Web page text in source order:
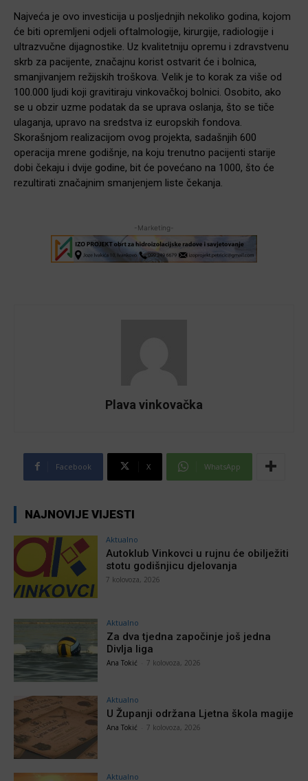
Najveća je ovo investicija u posljednjih nekoliko godina, kojom
će biti opremljeni odjeli oftalmologije, kirurgije, radiologije i
ultrazvučne dijagnostike. Uz kvalitetniju opremu i zdravstvenu
skrb za pacijente, značajnu korist ostvarit će i bolnica,
smanjivanjem režijskih troškova. Velik je to korak za više od
100.000 ljudi koji gravitiraju vinkovačkoj bolnici. Osobito, ako
se u obzir uzme podatak da se uprava oslanja, što se tiče
ulaganja, upravo na sredstva iz europskih fondova.
Skorašnjom realizacijom ovog projekta, sadašnjih 600
operacija mrene godišnje, na koju trenutno pacijenti starije
dobi čekaju i dvije godine, bit će povećano na 1000, što će
rezultirati značajnim smanjenjem liste čekanja.
-Marketing-
Plava vinkovačka
Facebook X WhatsApp
NAJNOVIJE VIJESTI
Aktualno
Autoklub Vinkovci u rujnu će obilježiti
stotu godišnjicu djelovanja
7 kolovoza, 2026
Aktualno
Za dva tjedna započinje još jedna
Divlja liga
Ana Tokić 7 kolovoza, 2026
Aktualno
U Županji održana Ljetna škola magije
Ana Tokić 7 kolovoza, 2026
Aktualno